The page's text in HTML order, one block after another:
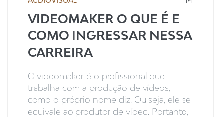
VIDEOMAKER O QUE É E
COMO INGRESSAR NESSA
CARREIRA
O videomaker é o profissional que
trabalha com a produção de vídeos,
como o próprio nome diz. Ou seja, ele se
equivale ao produtor de vídeo. Portanto,